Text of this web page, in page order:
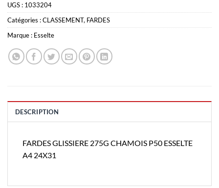
UGS : 1033204
Catégories :CLASSEMENT, FARDES
Marque : Esselte
DESCRIPTION
FARDES GLISSIERE 275G CHAMOIS P50 ESSELTE
A4 24X31